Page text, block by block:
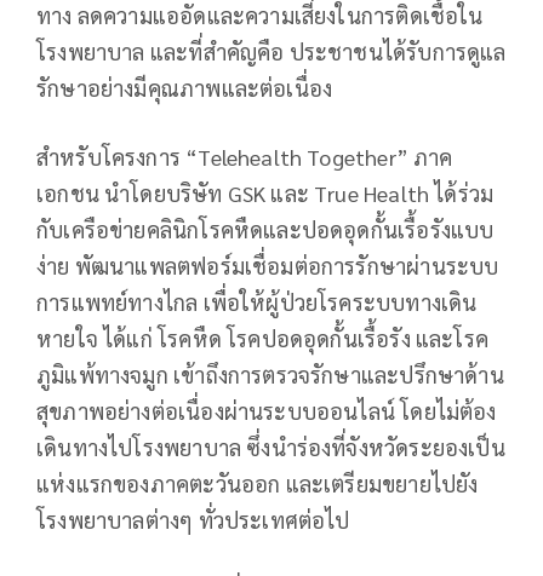
ทาง ลดความแออัดและความเสี่ยงในการติดเชื้อใน
โรงพยาบาล และที่สำคัญคือ ประชาชนได้รับการดูแล
รักษาอย่างมีคุณภาพและต่อเนื่อง
สำหรับโครงการ “Telehealth Together” ภาค
เอกชน นำโดยบริษัท GSK และ True Health ได้ร่วม
กับเครือข่ายคลินิกโรคหืดและปอดอุดกั้นเรื้อรังแบบ
ง่าย พัฒนาแพลตฟอร์มเชื่อมต่อการรักษาผ่านระบบ
การแพทย์ทางไกล เพื่อให้ผู้ป่วยโรคระบบทางเดิน
หายใจ ได้แก่ โรคหืด โรคปอดอุดกั้นเรื้อรัง และโรค
ภูมิแพ้ทางจมูก เข้าถึงการตรวจรักษาและปรึกษาด้าน
สุขภาพอย่างต่อเนื่องผ่านระบบออนไลน์ โดยไม่ต้อง
เดินทางไปโรงพยาบาล ซึ่งนำร่องที่จังหวัดระยองเป็น
แห่งแรกของภาคตะวันออก และเตรียมขยายไปยัง
โรงพยาบาลต่างๆ ทั่วประเทศต่อไป